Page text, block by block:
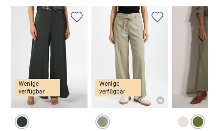
Wenige
verfügbar
Wenige
verfügbar